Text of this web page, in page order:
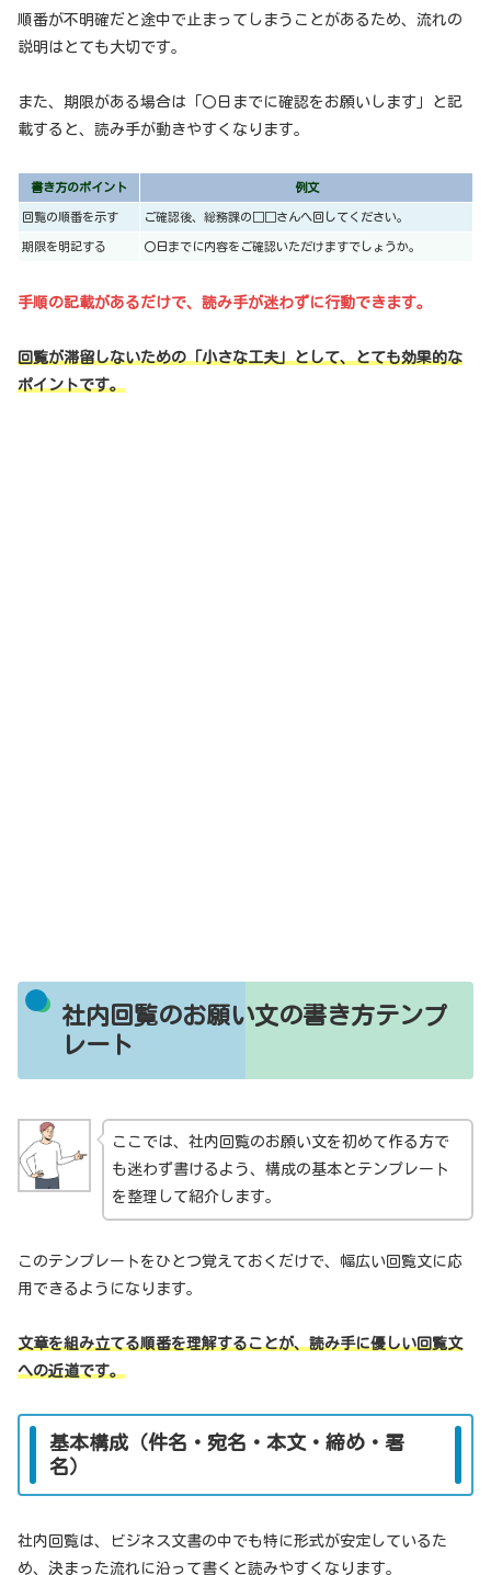
順番が不明確だと途中で止まってしまうことがあるため、流れの
説明はとても大切です。
また、期限がある場合は「〇日までに確認をお願いします」と記
載すると、読み手が動きやすくなります。
書き方のポイント 例文
回覧の順番を示す ご確認後、総務課の□□さんへ回してください。
期限を明記する 〇日までに内容をご確認いただけますでしょうか。
手順の記載があるだけで、読み手が迷わずに行動できます。
回覧が滞留しないための「小さな工夫」として、とても効果的な
ポイントです。
社内回覧のお願い文の書き方テンプ
レート
ここでは、社内回覧のお願い文を初めて作る方で
も迷わず書けるよう、構成の基本とテンプレート
を整理して紹介します。
このテンプレートをひとつ覚えておくだけで、幅広い回覧文に応
用できるようになります。
文章を組み立てる順番を理解することが、読み手に優しい回覧文
への近道です。
基本構成（件名・宛名・本文・締め・署
名）
社内回覧は、ビジネス文書の中でも特に形式が安定しているた
め、決まった流れに沿って書くと読みやすくなります。